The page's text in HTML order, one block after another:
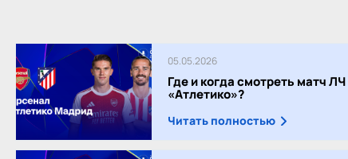
05.05.2026
Где и когда смотреть матч
«Атлетико»?
Читать полностью